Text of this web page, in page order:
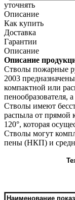
уточнять
Описание
Как купить
Доставка
Гарантии
Описание
Описание
Стволы пожарные
2003
компактной или
пенообразователя,
Стволы имеют
распыла от прямой
120°, которая
Стволы могут
пены (НКП) и
Наименование